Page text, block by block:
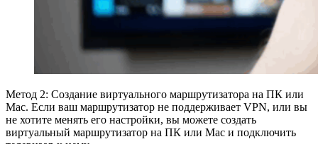
Метод 2: Создание виртуального маршрутизатора на ПК или
Mac. Если ваш маршрутизатор не поддерживает VPN, или вы
не хотите менять его настройки, вы можете создать
виртуальный маршрутизатор на ПК или Mac и подключить